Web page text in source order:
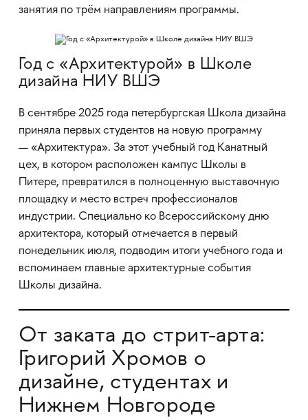
занятия по трём направлениям программы.
Год с «Архитектурой» в Школе
дизайна НИУ ВШЭ
В сентябре 2025 года петербургская Школа дизайна
приняла первых студентов на новую программу
— «Архитектура». За этот учебный год Канатный
цех, в котором расположен кампус Школы в
Питере, превратился в полноценную выставочную
площадку и место встреч профессионалов
индустрии. Специально ко Всероссийскому дню
архитектора, который отмечается в первый
понедельник июля, подводим итоги учебного года и
вспоминаем главные архитектурные события
Школы дизайна.
От заката до стрит-арта:
Григорий Хромов о
дизайне, студентах и
Нижнем Новгороде